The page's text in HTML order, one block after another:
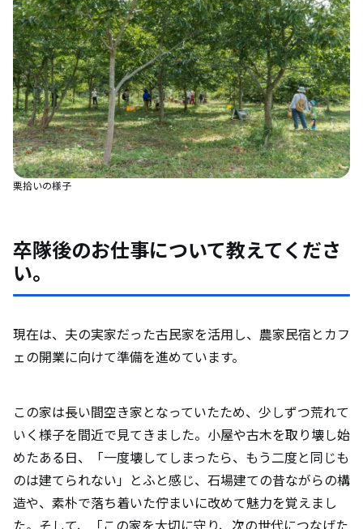
栗拾いの様子
卒隊後のお仕事について教えてくださ
い。
現在は、夫の実家だった古民家を活用し、農家民宿とカフ
ェの開業に向けて準備を進めています。
この家は長い間空き家となっていたため、少しずつ荒れて
いく様子を間近で見てきました。小屋や古木を取り壊し始
めたある日、「一度壊してしまったら、もう二度と同じも
のは建てられない」とふと感じ、石場建ての昔ながらの構
造や、素朴で落ち着いた佇まいに改めて魅力を覚えまし
た。そして、「この家を大切に守り、次の世代につなげた